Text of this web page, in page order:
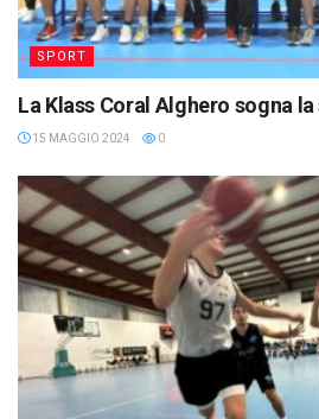
SPORT
La Klass Coral Alghero sogna
15 MAGGIO 2024 0